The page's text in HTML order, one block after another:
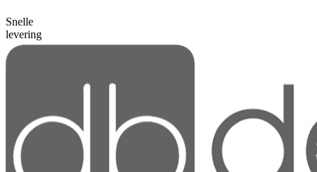
Snelle
levering